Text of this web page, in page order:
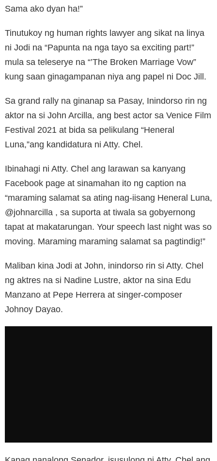
Sama ako dyan ha!”
Tinutukoy ng human rights lawyer ang sikat na linya
ni Jodi na “Papunta na nga tayo sa exciting part!”
mula sa teleserye na “’The Broken Marriage Vow”
kung saan ginagampanan niya ang papel ni Doc Jill.
Sa grand rally na ginanap sa Pasay, Inindorso rin ng
aktor na si John Arcilla, ang best actor sa Venice Film
Festival 2021 at bida sa pelikulang “Heneral
Luna,”ang kandidatura ni Atty. Chel.
Ibinahagi ni Atty. Chel ang larawan sa kanyang
Facebook page at sinamahan ito ng caption na
“maraming salamat sa ating nag-iisang Heneral Luna,
@johnarcilla , sa suporta at tiwala sa gobyernong
tapat at makatarungan. Your speech last night was so
moving. Maraming maraming salamat sa pagtindig!”
Maliban kina Jodi at John, inindorso rin si Atty. Chel
ng aktres na si Nadine Lustre, aktor na sina Edu
Manzano at Pepe Herrera at singer-composer
Johnoy Dayao.